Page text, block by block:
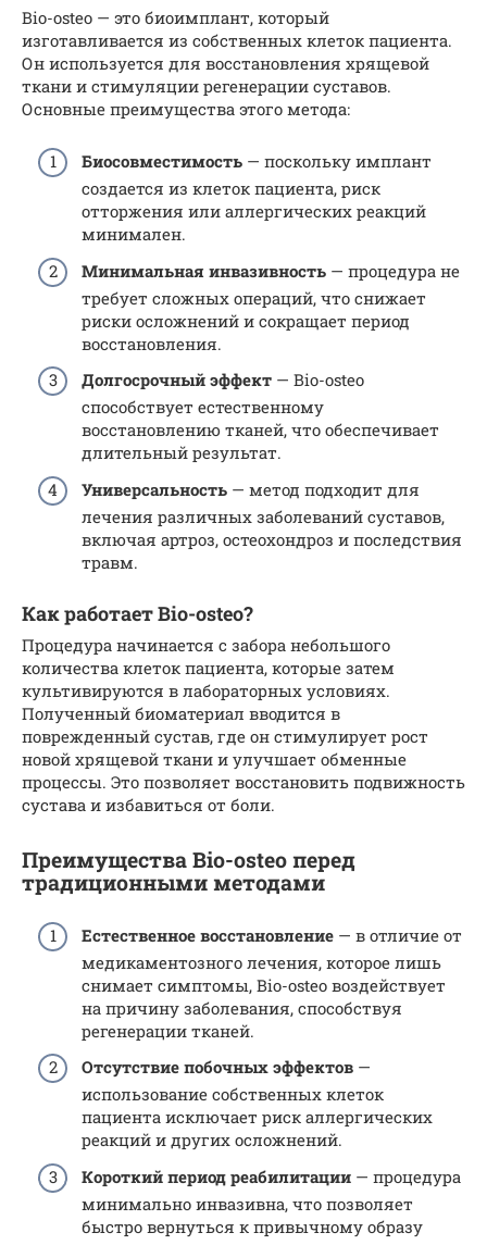
Bio-osteo — это биоимплант, который
изготавливается из собственных клеток пациента.
Он используется для восстановления хрящевой
ткани и стимуляции регенерации суставов.
Основные преимущества этого метода:
Биосовместимость — поскольку имплант
создается из клеток пациента, риск
отторжения или аллергических реакций
минимален.
Минимальная инвазивность — процедура не
требует сложных операций, что снижает
риски осложнений и сокращает период
восстановления.
Долгосрочный эффект — Bio-osteo
способствует естественному
восстановлению тканей, что обеспечивает
длительный результат.
Универсальность — метод подходит для
лечения различных заболеваний суставов,
включая артроз, остеохондроз и последствия
травм.
Как работает Bio-osteo?
Процедура начинается с забора небольшого
количества клеток пациента, которые затем
культивируются в лабораторных условиях.
Полученный биоматериал вводится в
поврежденный сустав, где он стимулирует рост
новой хрящевой ткани и улучшает обменные
процессы. Это позволяет восстановить подвижность
сустава и избавиться от боли.
Преимущества Bio-osteo перед
традиционными методами
Естественное восстановление — в отличие от
медикаментозного лечения, которое лишь
снимает симптомы, Bio-osteo воздействует
на причину заболевания, способствуя
регенерации тканей.
Отсутствие побочных эффектов —
использование собственных клеток
пациента исключает риск аллергических
реакций и других осложнений.
Короткий период реабилитации — процедура
минимально инвазивна, что позволяет
быстро вернуться к привычному образу